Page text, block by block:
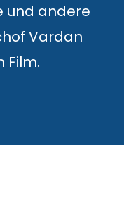
und andere
Vardan
Film.